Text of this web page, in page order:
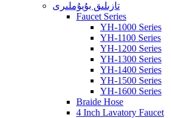
تازىلىق بۇيۇملىرى
Faucet Series
YH-1000 Series
YH-1100 Series
YH-1200 Series
YH-1300 Series
YH-1400 Series
YH-1500 Series
YH-1600 Series
Braide Hose
4 Inch Lavatory Faucet